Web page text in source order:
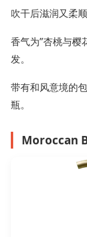
吹干后滋润又柔
香气为”杏桃与樱
发。
带有和风意境的
瓶。
Moroccan